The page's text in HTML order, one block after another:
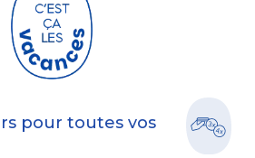
pour toutes vos